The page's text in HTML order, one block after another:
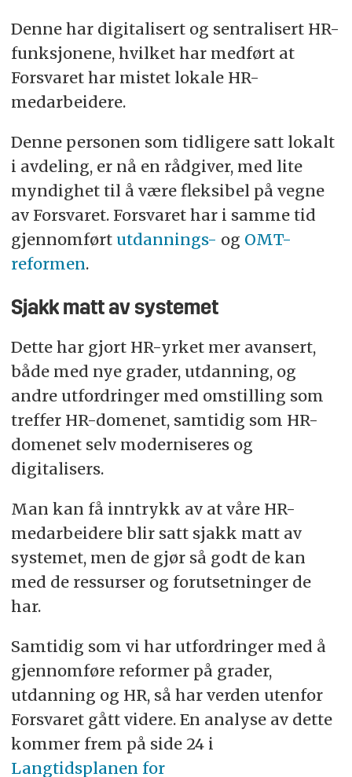
Denne har digitalisert og sentralisert HR-
funksjonene, hvilket har medført at
Forsvaret har mistet lokale HR-
medarbeidere.
Denne personen som tidligere satt lokalt
i avdeling, er nå en rådgiver, med lite
myndighet til å være fleksibel på vegne
av Forsvaret. Forsvaret har i samme tid
gjennomført utdannings- og OMT-
reformen.
Sjakk matt av systemet
Dette har gjort HR-yrket mer avansert,
både med nye grader, utdanning, og
andre utfordringer med omstilling som
treffer HR-domenet, samtidig som HR-
domenet selv moderniseres og
digitalisers.
Man kan få inntrykk av at våre HR-
medarbeidere blir satt sjakk matt av
systemet, men de gjør så godt de kan
med de ressurser og forutsetninger de
har.
Samtidig som vi har utfordringer med å
gjennomføre reformer på grader,
utdanning og HR, så har verden utenfor
Forsvaret gått videre. En analyse av dette
kommer frem på side 24 i
Langtidsplanen for